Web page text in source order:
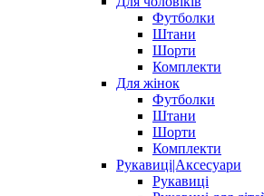
Футболки
Штани
Шорти
Комплекти
Для жінок
Футболки
Штани
Шорти
Комплекти
Рукавиці|Аксесуари
Рукавиці